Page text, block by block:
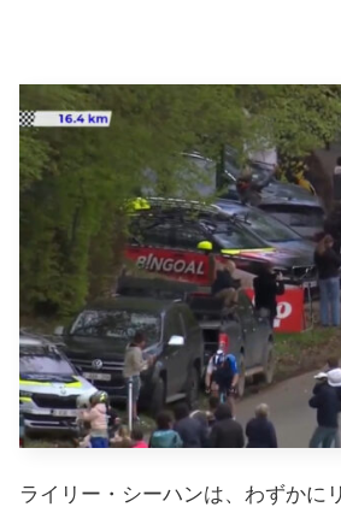
ライリー・シーハンは、わずかに